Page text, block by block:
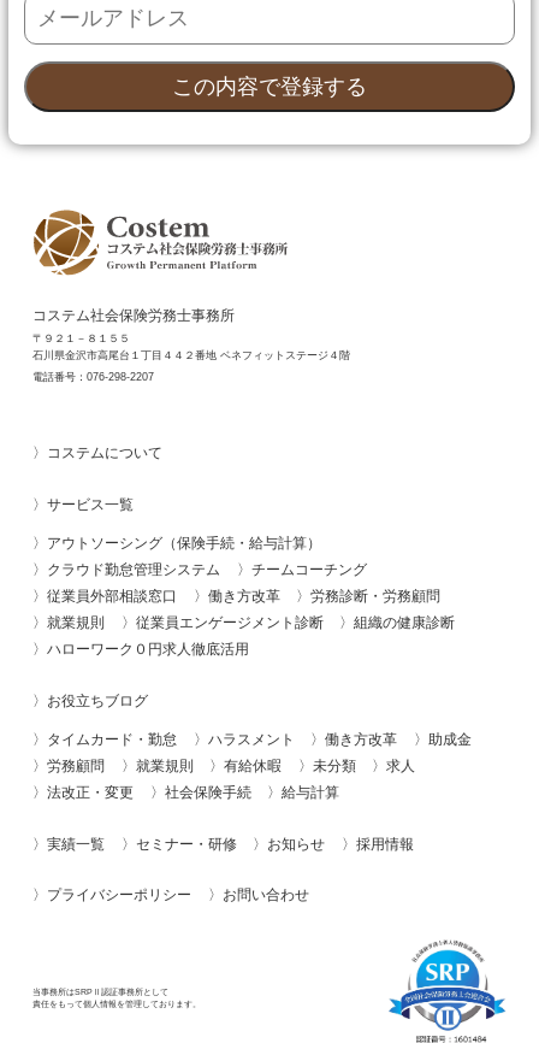
コステム社会保険労務士事務所
〒９２１－８１５５
石川県金沢市高尾台１丁目４４２番地 ベネフィットステージ４階
電話番号： 076-298-2207
コステムについて
サービス一覧
アウトソーシング（保険手続・給与計算）
クラウド勤怠管理システム
チームコーチング
従業員外部相談窓口
働き方改革
労務診断・労務顧問
就業規則
従業員エンゲージメント診断
組織の健康診断
ハローワーク０円求人徹底活用
お役立ちブログ
タイムカード・勤怠 ハラスメント 働き方改革
助成金
労務顧問
就業規則 有給休暇 未分類
求人
法改正・変更
社会保険手続 給与計算
実績一覧 セミナー・研修 お知らせ 採用情報
プライバシーポリシー お問い合わせ
当事務所はSRPⅡ認証事務所として
責任をもって個人情報を管理しております。